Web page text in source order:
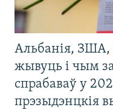
Альбанія,
жывуць і чым
спрабаваў у
прэзыдэнцкія